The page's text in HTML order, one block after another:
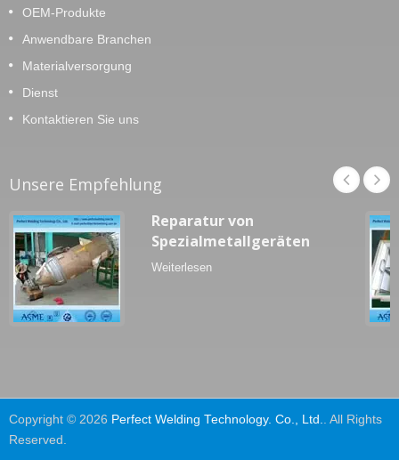
OEM-Produkte
Anwendbare Branchen
Materialversorgung
Dienst
Kontaktieren Sie uns
Unsere Empfehlung
Reparatur von
Spezialmetallgeräten
Weiterlesen
Copyright © 2026 Perfect Welding Technology. Co., Ltd.
. All Rights
Reserved.